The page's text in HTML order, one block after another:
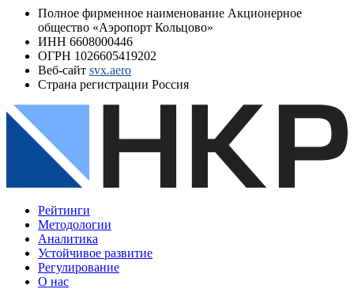
Полное фирменное наименование Акционерное
общество «Аэропорт Кольцово»
ИНН 6608000446
ОГРН 1026605419202
Веб-сайт svx.aero
Страна регистрации Россия
Рейтинги
Методологии
Аналитика
Устойчивое развитие
Регулирование
О нас